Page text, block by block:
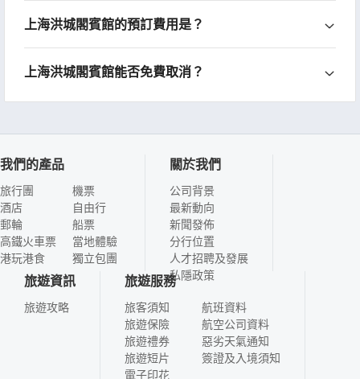
上海洪城閣賓館的預訂費用是？
上海洪城閣賓館能否免費取消？
我們的產品
旅行團
酒店
郵輪
高鐵火車票
港玩港食
機票
自由行
船票
當地體驗
獨立包團
關於我們
公司背景
最新動向
新聞發佈
分行位置
人才招聘及發展
私隱政策
旅遊資訊
旅遊攻略
旅遊服務
旅客須知
旅遊保險
旅遊禮券
旅遊短片
電子印花
航班資料
航空公司資料
惡劣天氣通知
簽證及入境須知